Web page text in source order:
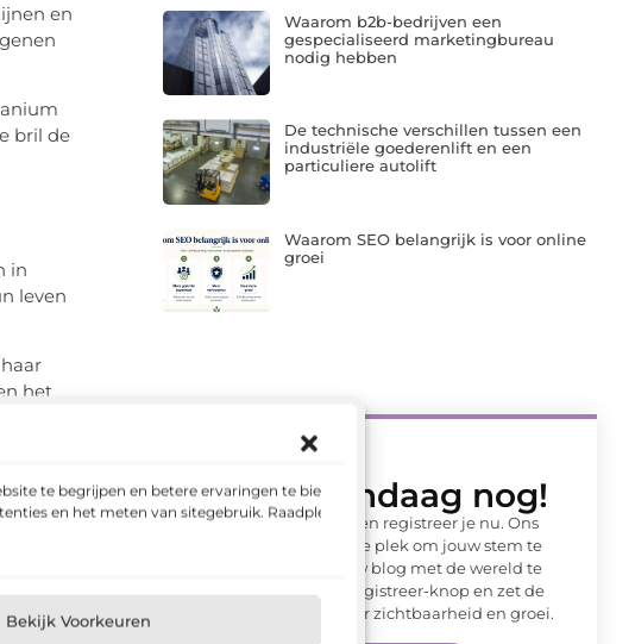
te begrijpen en betere ervaringen te bieden.
en het meten van sitegebruik. Raadpleeg
Bekijk Voorkeuren
en
bril de
in
leven
het
gaven
Waarom b2b-bedrijven een
gespecialiseerd marketingbureau
nodig hebben
De technische verschillen tussen een
industriële goederenlift en een
particuliere autolift
Waarom SEO belangrijk is voor online
groei
Begin vandaag nog!
Wacht niet langer en registreer je nu. Ons
platform is de ideale plek om jouw stem te
laten horen en jouw blog met de wereld te
delen. Klik op de Registreer-knop en zet de
eerste stap naar meer zichtbaarheid en groei.